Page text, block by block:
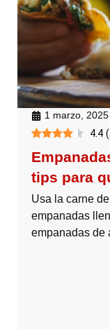
1 marzo, 2025
4.4 (
tips para
Usa la carne
empanadas
empanadas de